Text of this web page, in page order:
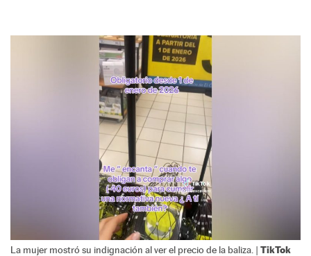
La mujer mostró su indignación al ver el precio de la baliza. | TikTok